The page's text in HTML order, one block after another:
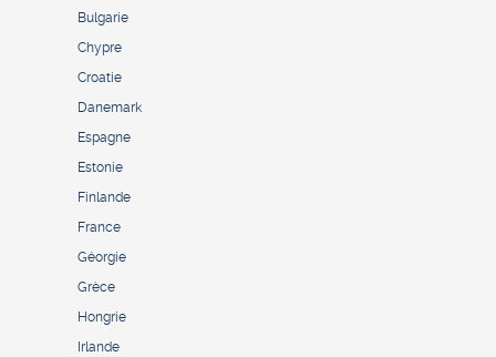
Bulgarie
Chypre
Croatie
Danemark
Espagne
Estonie
Finlande
France
Géorgie
Grèce
Hongrie
Irlande